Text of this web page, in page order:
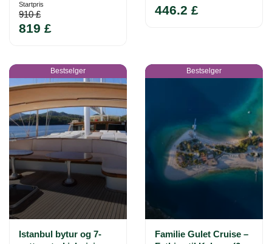
Startpris
910 £
819 £
446.2 £
Bestselger
Istanbul bytur og 7-
Bestselger
Familie Gulet Cruise –